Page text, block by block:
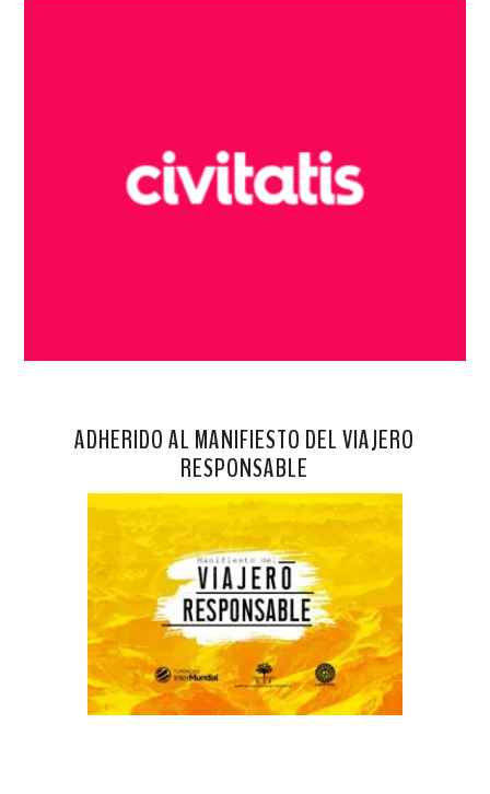
ADHERIDO AL MANIFIESTO DEL VIAJERO
RESPONSABLE